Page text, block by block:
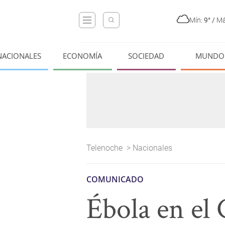
Mín: 9° /
ECONOMÍA SOCIEDAD MUNDO
Telenoche > Nacionales
COMUNICADO
Ébola en